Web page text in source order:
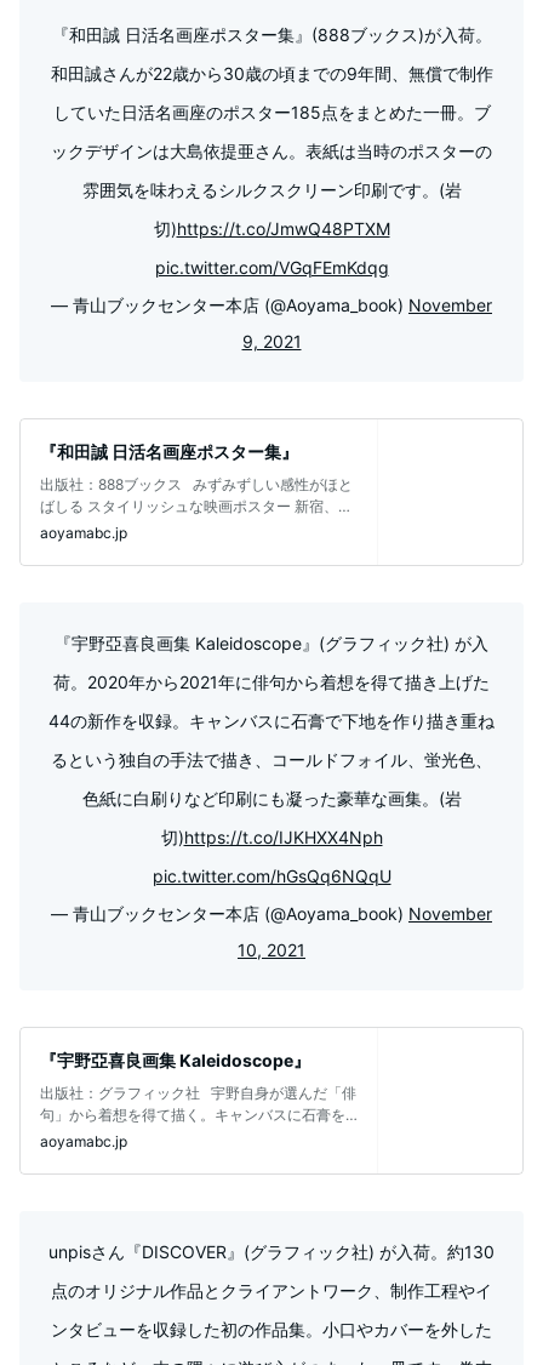
『和田誠 日活名画座ポスター集』(888ブックス)が入荷。
和田誠さんが22歳から30歳の頃までの9年間、無償で制作
していた日活名画座のポスター185点をまとめた一冊。ブ
ックデザインは大島依提亜さん。表紙は当時のポスターの
雰囲気を味わえるシルクスクリーン印刷です。(岩
切)https://t.co/JmwQ48PTXM
pic.twitter.com/VGqFEmKdqg
— 青山ブックセンター本店 (@Aoyama_book) November
9, 2021
『和田誠 日活名画座ポスター集』
出版社：888ブックス みずみずしい感性がほと
ばしる スタイリッシュな映画ポスター 新宿、現
在の丸井の場所に
aoyamabc.jp
『宇野亞喜良画集 Kaleidoscope』(グラフィック社) が入
荷。2020年から2021年に俳句から着想を得て描き上げた
44の新作を収録。キャンバスに石膏で下地を作り描き重ね
るという独自の手法で描き、コールドフォイル、蛍光色、
色紙に白刷りなど印刷にも凝った豪華な画集。(岩
切)https://t.co/IJKHXX4Nph
pic.twitter.com/hGsQq6NQqU
— 青山ブックセンター本店 (@Aoyama_book) November
10, 2021
『宇野亞喜良画集 Kaleidoscope』
出版社：グラフィック社 宇野自身が選んだ「俳
句」から着想を得て描く。キャンバスに石膏を
塗り、下地をつくってか
aoyamabc.jp
unpisさん『DISCOVER』(グラフィック社) が入荷。約130
点のオリジナル作品とクライアントワーク、制作工程やイ
ンタビューを収録した初の作品集。小口やカバーを外した